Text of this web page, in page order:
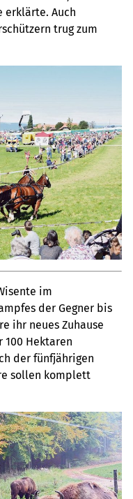
erklärte. Auch
trug zum
im
der Gegner bis
ihr neues Zuhause
100 Hektaren
der fünfjährigen
sollen komplett